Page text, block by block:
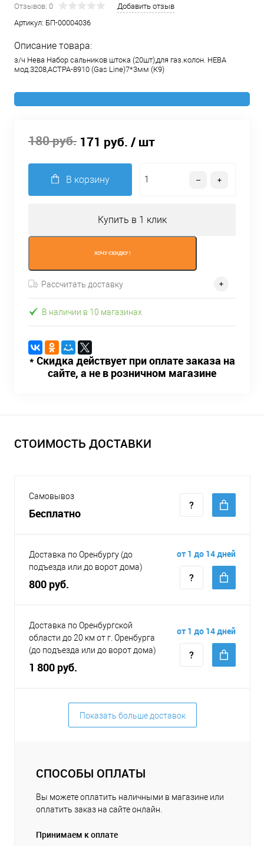
Отзывов: 0
Добавить отзыв
Артикул: БП-00004036
Описание товара:
з/ч Нева Набор сальников штока (20шт),для газ.колон. НЕВА
мод.3208,АСТРА-8910 (Gas Line)7*3мм (К9)
180 руб. 171 руб. / шт
В корзину
Купить в 1 клик
ХОЧУ СКИДКУ !
Рассчитать доставку
В наличии в 10 магазинах
* Скидка действует при оплате заказа на
сайте, а не в розничном магазине
СТОИМОСТЬ ДОСТАВКИ
Самовывоз
Бесплатно
Доставка по Оренбургу (до
подъезда или до ворот дома)
800 руб.
от 1 до 14 дней
Доставка по Оренбургской
области до 20 км от г. Оренбурга
(до подъезда или до ворот дома)
1 800 руб.
от 1 до 14 дней
Показать больше доставок
СПОСОБЫ ОПЛАТЫ
Вы можете оплатить наличными в магазине или
оплатить заказ на сайте онлайн.
Принимаем к оплате